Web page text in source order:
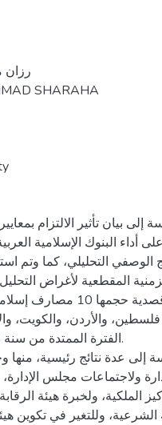
SHARAHA
إلى بيان تأثير الالتزام
أداء البنوك الإسلامية
الوصفي التحليلي، كما وتم
المقطعية لأغراض
اختيار عينة قصدية
فلسطين، والأردن، والكويت،
إلى عدة نتائج رئيسية، منها
ولاجتماعات مجلس الإدارة،
الملكية، ولخبرة هيئة
الشرعية، وللتغير في تكوين